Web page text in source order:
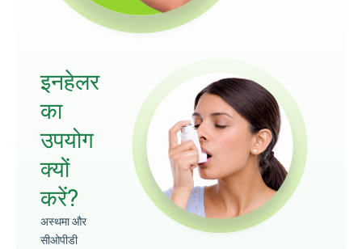
इनहेलर
का
उपयोग
क्यों
करें?
अस्थमा और
सीओपीडी